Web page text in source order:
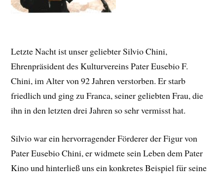
Letzte Nacht ist unser geliebter Silvio Chini,
Ehrenpräsident des Kulturvereins Pater Eusebio F.
Chini, im Alter von 92 Jahren verstorben. Er starb
friedlich und ging zu Franca, seiner geliebten Frau, die
ihn in den letzten drei Jahren so sehr vermisst hat.
Silvio war ein hervorragender Förderer der Figur von
Pater Eusebio Chini, er widmete sein Leben dem Pater
Kino und hinterließ uns ein konkretes Beispiel für seine